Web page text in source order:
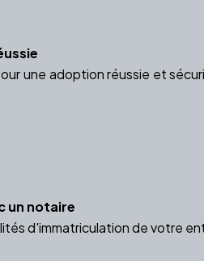
une adoption réussie et
un notaire
d'immatriculation de votre